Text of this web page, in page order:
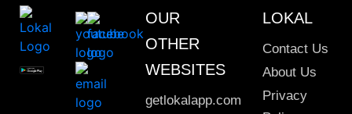
OUR
OTHER
WEBSITES
getlokalapp.com
LOKAL
Contact Us
About Us
Privacy